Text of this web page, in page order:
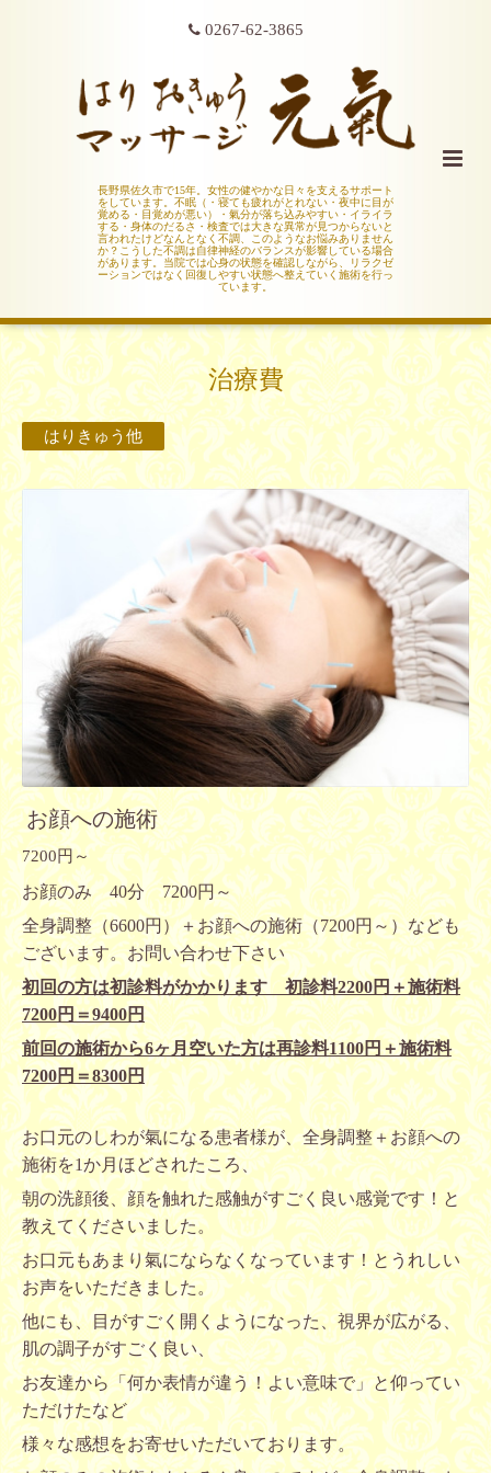
0267-62-3865
長野県佐久市で15年。女性の健やかな日々を支えるサポート
をしています。不眠（・寝ても疲れがとれない・夜中に目が
覚める・目覚めが悪い）・氣分が落ち込みやすい・イライラ
する・身体のだるさ・検査では大きな異常が見つからないと
言われたけどなんとなく不調、このようなお悩みありません
か？こうした不調は自律神経のバランスが影響している場合
があります。当院では心身の状態を確認しながら、リラクゼ
ーションではなく回復しやすい状態へ整えていく施術を行っ
ています。
治療費
はりきゅう他
お顔への施術
7200円～
お顔のみ 40分 7200円～
全身調整（6600円）＋お顔への施術（7200円～）なども
ございます。お問い合わせ下さい
初回の方は初診料がかかります 初診料2200円＋施術料
7200円＝9400円
前回の施術から6ヶ月空いた方は再診料1100円＋施術料
7200円＝8300円
お口元のしわが氣になる患者様が、全身調整＋お顔への
施術を1か月ほどされたころ、
朝の洗顔後、顔を触れた感触がすごく良い感覚です！と
教えてくださいました。
お口元もあまり氣にならなくなっています！とうれしい
お声をいただきました。
他にも、目がすごく開くようになった、視界が広がる、
肌の調子がすごく良い、
お友達から「何か表情が違う！よい意味で」と仰ってい
ただけたなど
様々な感想をお寄せいただいております。